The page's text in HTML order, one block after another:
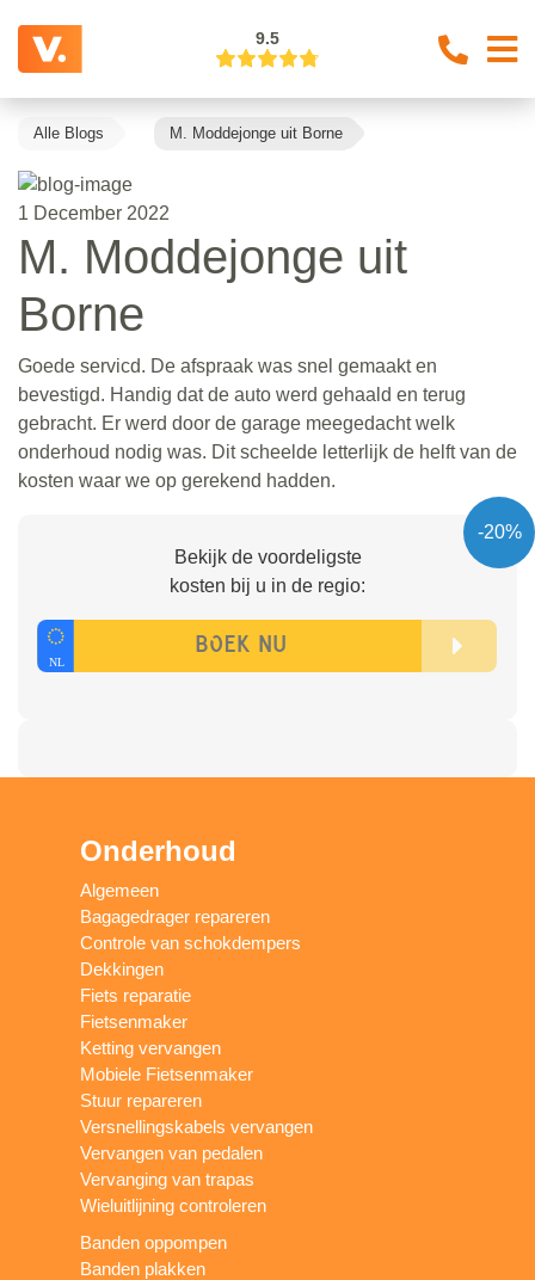
9.5
Alle Blogs M. Moddejonge uit Borne
1 December 2022
M. Moddejonge uit
Borne
Goede servicd. De afspraak was snel gemaakt en
bevestigd. Handig dat de auto werd gehaald en terug
gebracht. Er werd door de garage meegedacht welk
onderhoud nodig was. Dit scheelde letterlijk de helft van de
kosten waar we op gerekend hadden.
-20%
Bekijk de voordeligste
kosten bij u in de regio:
Onderhoud
Algemeen
Bagagedrager repareren
Controle van schokdempers
Dekkingen
Fiets reparatie
Fietsenmaker
Ketting vervangen
Mobiele Fietsenmaker
Stuur repareren
Versnellingskabels vervangen
Vervangen van pedalen
Vervanging van trapas
Wieluitlijning controleren
Banden oppompen
Banden plakken